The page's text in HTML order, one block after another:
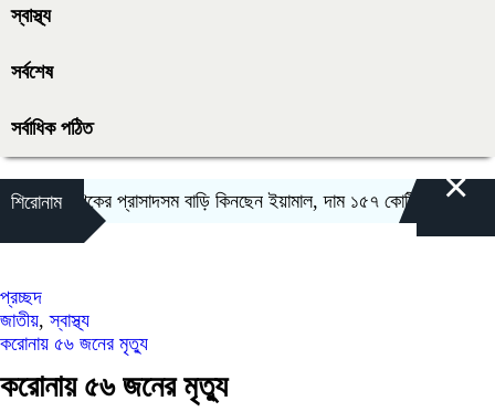
স্বাস্থ্য
সর্বশেষ
সর্বাধিক পঠিত
শিরোনাম
শাকিরা-পিকের প্রাসাদসম বাড়ি কিনছেন ইয়ামাল, দাম ১৫৭ কোটি কমলাপুর×
প্রচ্ছদ
জাতীয়,স্বাস্থ্য
করোনায় ৫৬ জনের মৃত্যু
করোনায় ৫৬ জনের মৃত্যু